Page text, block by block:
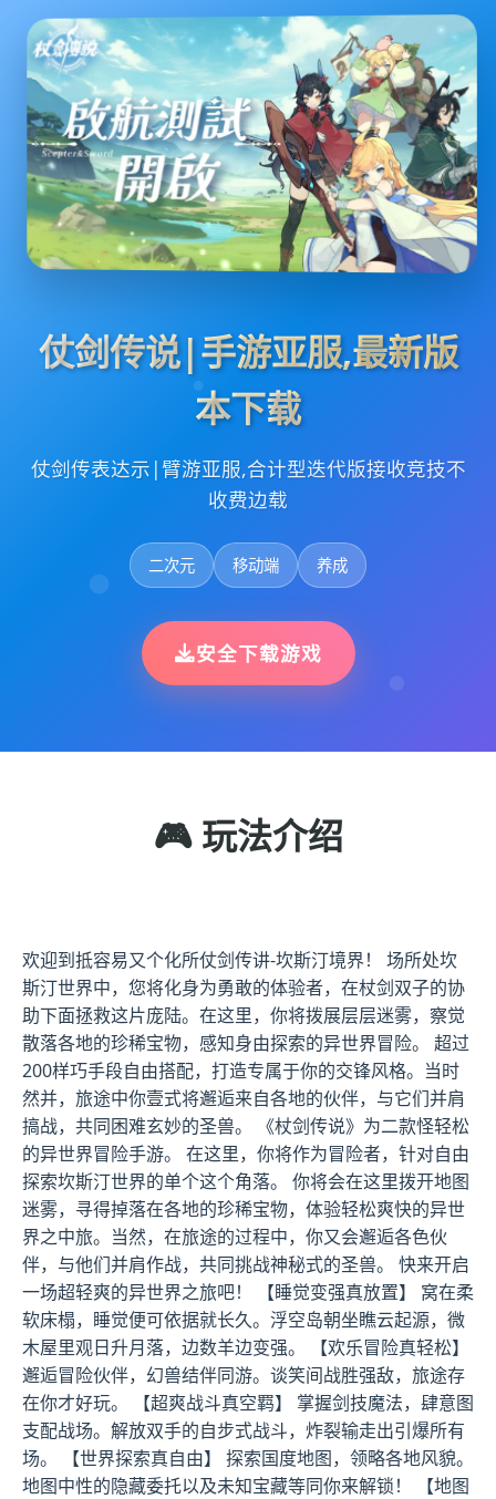
仗剑传说|手游亚服,最新版
本下载
仗剑传表达示|臂游亚服,合计型迭代版接收竞技不
收费边载
二次元 移动端 养成
安全下载游戏
🎮 玩法介绍
欢迎到抵容易又个化所仗剑传讲-坎斯汀境界！ 场所处坎
斯汀世界中，您将化身为勇敢的体验者，在杖剑双子的协
助下面拯救这片庞陆。在这里，你将拨展层层迷雾，察觉
散落各地的珍稀宝物，感知身由探索的异世界冒险。 超过
200样巧手段自由搭配，打造专属于你的交锋风格。当时
然并，旅途中你壹式将邂逅来自各地的伙伴，与它们并肩
搞战，共同困难玄妙的圣兽。 《杖剑传说》为二款怪轻松
的异世界冒险手游。 在这里，你将作为冒险者，针对自由
探索坎斯汀世界的单个这个角落。 你将会在这里拨开地图
迷雾，寻得掉落在各地的珍稀宝物，体验轻松爽快的异世
界之中旅。当然，在旅途的过程中，你又会邂逅各色伙
伴，与他们并肩作战，共同挑战神秘式的圣兽。 快来开启
一场超轻爽的异世界之旅吧！ 【睡觉变强真放置】 窝在柔
软床榻，睡觉便可依据就长久。浮空岛朝坐瞧云起源，微
木屋里观日升月落，边数羊边变强。 【欢乐冒险真轻松】
邂逅冒险伙伴，幻兽结伴同游。谈笑间战胜强敌，旅途存
在你才好玩。 【超爽战斗真空羁】 掌握剑技魔法，肆意图
支配战场。解放双手的自步式战斗，炸裂输走出引爆所有
场。 【世界探索真自由】 探索国度地图，领略各地风貌。
地图中性的隐藏委托以及未知宝藏等同你来解锁！ 【地图